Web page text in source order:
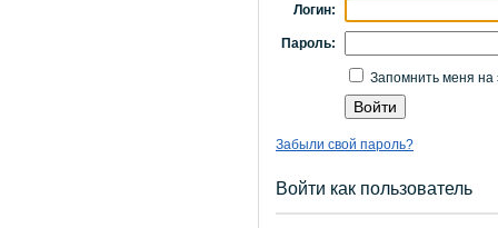
Логин:
Пароль:
Запомнить меня на
Забыли свой пароль?
Войти как пользователь